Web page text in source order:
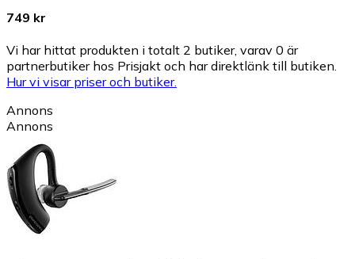
749 kr
Vi har hittat produkten i totalt 2 butiker, varav 0 är
partnerbutiker hos Prisjakt och har direktlänk till butiken.
Hur vi visar priser och butiker.
Annons
Annons